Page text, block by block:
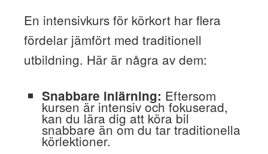
En intensivkurs för körkort har flera
fördelar jämfört med traditionell
utbildning. Här är några av dem:
Snabbare inlärning: Eftersom
kursen är intensiv och fokuserad,
kan du lära dig att köra bil
snabbare än om du tar traditionella
körlektioner.